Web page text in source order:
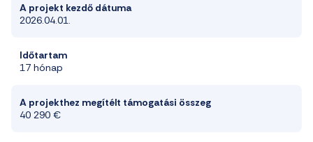
A projekt kezdő dátuma
2026.04.01.
Időtartam
17 hónap
A projekthez megítélt támogatási összeg
40 290 €